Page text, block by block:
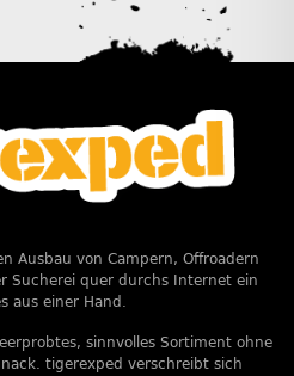
Ausbau von Campern, Offroadern
Sucherei quer durchs Internet ein
aus einer Hand.
sinnvolles Sortiment ohne
tigerexped verschreibt sich